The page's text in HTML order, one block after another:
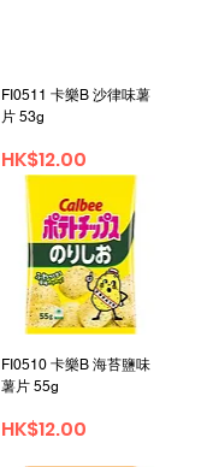
FI0511 卡樂B 沙律味薯
片 53g
價格
HK$12.00
FI0510 卡樂B 海苔鹽味
薯片 55g
價格
HK$12.00